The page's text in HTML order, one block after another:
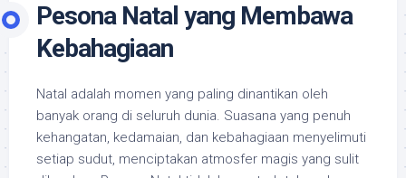
Pesona Natal yang Membawa
Kebahagiaan
Natal adalah momen yang paling dinantikan oleh
banyak orang di seluruh dunia. Suasana yang penuh
kehangatan, kedamaian, dan kebahagiaan menyelimuti
setiap sudut, menciptakan atmosfer magis yang sulit